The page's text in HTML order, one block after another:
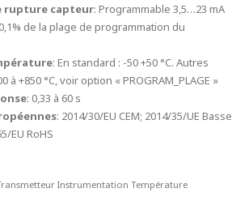
rupture capteur: Programmable 3,5…23 mA
de la plage de programmation du
: En standard : -50 +50 °C. Autres
à +850 °C, voir option « PROGRAM_PLAGE »
: 0,33 à 60 s
: 2014/30/EU CEM; 2014/35/UE Basse
EU RoHS
Instrumentation Température